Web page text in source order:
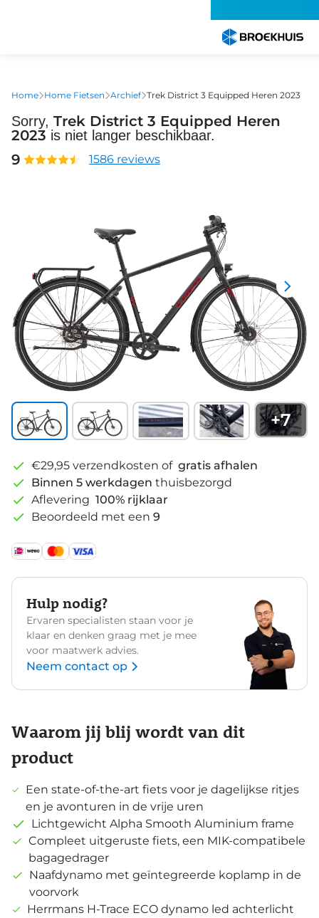
gaan
Home Home Fietsen Archief Trek District 3 Equipped Heren 2023
Sorry, Trek District 3 Equipped Heren
2023 is niet langer beschikbaar.
9 1586 reviews
+7
€29,95 verzendkosten of gratis afhalen
Binnen 5 werkdagen thuisbezorgd
Aflevering 100% rijklaar
Beoordeeld met een 9
Hulp nodig?
Ervaren specialisten staan voor je
klaar en denken graag met je mee
voor maatwerk advies.
Neem contact op
Waarom jij blij wordt van dit
product
Een state-of-the-art fiets voor je dagelijkse ritjes
en je avonturen in de vrije uren
Lichtgewicht Alpha Smooth Aluminium frame
Compleet uitgeruste fiets, een MIK-compatibele
bagagedrager
Naafdynamo met geïntegreerde koplamp in de
voorvork
Herrmans H-Trace ECO dynamo led achterlicht